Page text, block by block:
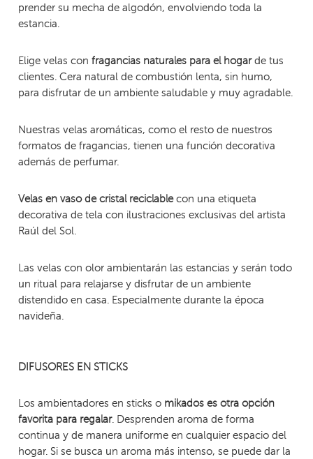
prender su mecha de algodón, envolviendo toda la
estancia.
Elige velas confragancias naturales para el hogarde tus
clientes. Cera natural de combustión lenta, sin humo,
para disfrutar de un ambiente saludable y muy agradable.
Nuestras velas aromáticas, como el resto de nuestros
formatos de fragancias, tienen una función decorativa
además de perfumar.
Velas en vaso de cristal reciclablecon una etiqueta
decorativa de tela con ilustraciones exclusivas del artista
Raúl del Sol.
Las velas con olor ambientarán las estancias y serán todo
un ritual para relajarse y disfrutar de un ambiente
distendido en casa. Especialmente durante la época
navideña.
DIFUSORES EN STICKS
Los ambientadores en sticks o mikados es otra opción
favorita para regalar. Desprenden aroma de forma
continua y de manera uniforme en cualquier espacio del
hogar. Si se busca un aroma más intenso, se puede dar la